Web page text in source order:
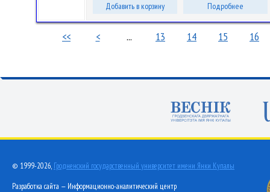
Добавить в корзину Подробнее
<< < ... 13 14 15 16
© 1999-2026, Гродненский государственный университет имени Янки Купалы
Разработка сайта — Информационно-аналитический центр